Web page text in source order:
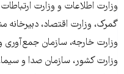
وزارت اطلاعات و وزارت
گمرک، وزارت اقتصاد، دبیرخانه
وزارت خارجه، سازمان جمع‌آوری
وزارت کشور، سازمان صدا و